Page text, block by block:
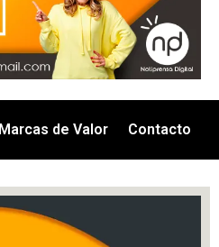
Marcas de Valor Contacto